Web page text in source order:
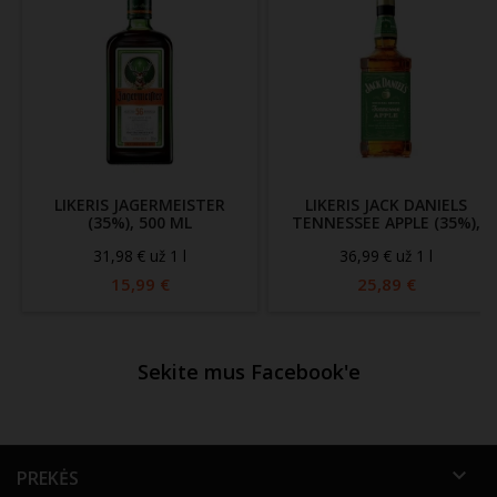
LIKERIS JAGERMEISTER
(35%), 500 ML
31,98 € už 1 l
15,99 €
LIKERIS JACK DANIELS
TENNESSEE APPLE (35%),
36,99 € už 1 l
25,89 €
Sekite mus Facebook'e
PREKĖS 